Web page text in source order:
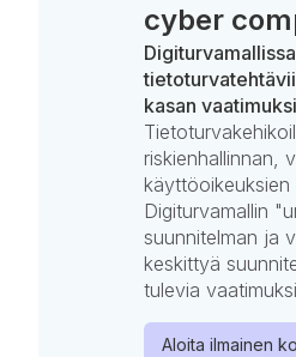
cyber
kasan
riskienhallinnan,
käyttöoikeuksien
Digiturvamallin
suunnitelman ja
keskittyä
tulevia
Aloita ilmainen